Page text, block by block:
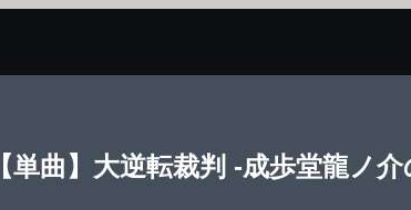
【単曲】大逆転裁判 -成歩堂龍ノ